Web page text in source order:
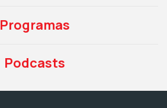
Programas
Podcasts